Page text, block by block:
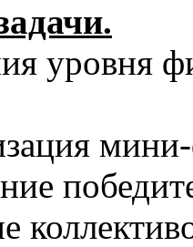
уровня